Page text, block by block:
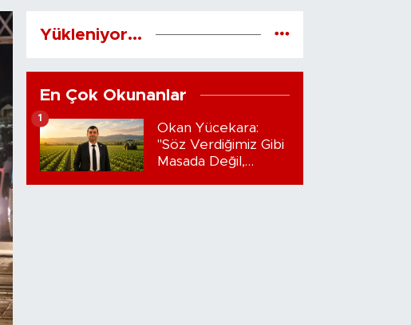
Yükleniyor...
En Çok Okunanlar
Okan Yücekara:
"Söz Verdiğimiz Gibi
Masada Değil,
1